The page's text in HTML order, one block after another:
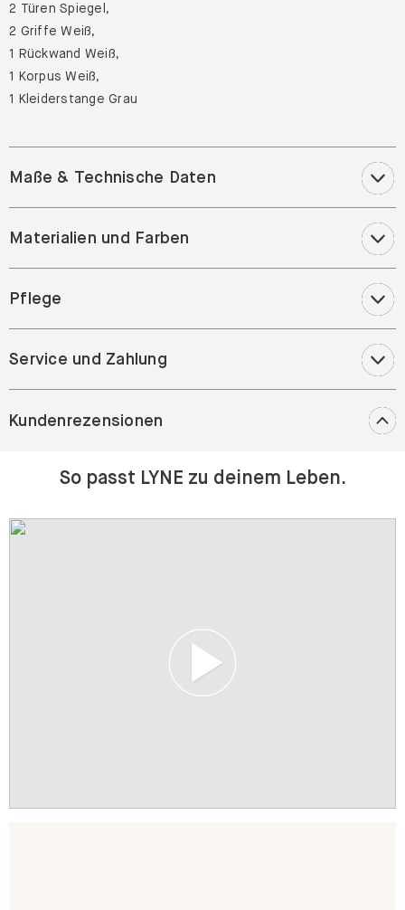
2 Türen Spiegel,
2 Griffe Weiß,
1 Rückwand Weiß,
1 Korpus Weiß,
1 Kleiderstange Grau
Maße & Technische Daten
Materialien und Farben
Pflege
Service und Zahlung
Kundenrezensionen
So passt LYNE zu deinem Leben.